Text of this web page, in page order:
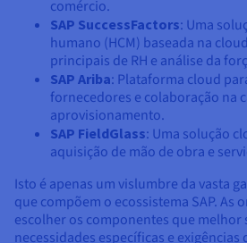
comércio.
SAP SuccessFactors: Uma
humano (HCM) baseada na
principais de RH e análise da
SAP Ariba: Plataforma cloud
fornecedores e colaboração na
aprovisionamento.
SAP FieldGlass: Uma solução
aquisição de mão de obra e
Isto é apenas um vislumbre da vasta
que compõem o ecossistema SAP. As
escolher os componentes que melhor
necessidades específicas e